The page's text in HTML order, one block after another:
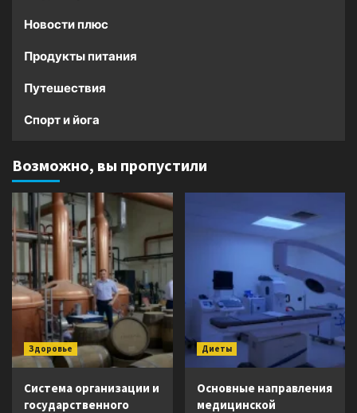
Новости плюс
Продукты питания
Путешествия
Спорт и йога
Возможно, вы пропустили
Здоровье
Система организации и
государственного
Диеты
Основные направления
медицинской